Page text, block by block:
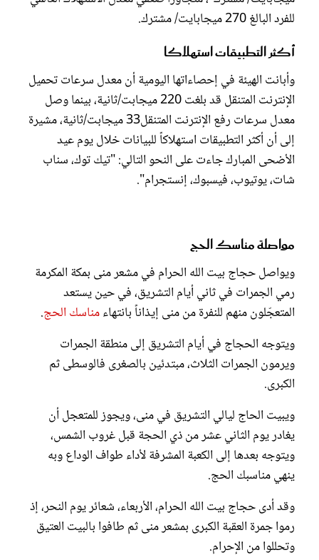
للفرد البالغ 270 ميجابايت/ مشترك.
أكثر التطبيقات استهلاكا
وأبانت الهيئة في إحصاءاتها اليومية أن معدل سرعات تحميل
الإنترنت المتنقل قد بلغت 220 ميجابت/ثانية، بينما وصل
معدل سرعات رفع الإنترنت المتنقل33 ميجابت/ثانية، مشيرة
إلى أن أكثر التطبيقات استهلاكاً للبيانات خلال يوم عيد
الأضحى المبارك جاءت على النحو التالي: "تيك توك، سناب
شات، يوتيوب، فيسبوك، إنستجرام".
مواصلة مناسك الحج
ويواصل حجاج بيت الله الحرام في مشعر منى بمكة المكرمة
رمي الجمرات في ثاني أيام التشريق، في حين يستعد
المتعجّلون منهم للنفرة من منى إيذاناً بانتهاءمناسك الحج.
ويتوجه الحجاج في أيام التشريق إلى منطقة الجمرات
ويرمون الجمرات الثلاث، مبتدئين بالصغرى فالوسطى ثم
الكبرى.
ويبيت الحاج ليالي التشريق في منى، ويجوز للمتعجل أن
يغادر يوم الثاني عشر من ذي الحجة قبل غروب الشمس،
ويتوجه بعدها إلى الكعبة المشرفة لأداء طواف الوداع وبه
ينهي مناسبك الحج.
وقد أدى حجاج بيت الله الحرام، الأربعاء، شعائر يوم النحر، إذ
رموا جمرة العقبة الكبرى بمشعر منى ثم طافوا بالبيت العتيق
وتحللوا من الإحرام.